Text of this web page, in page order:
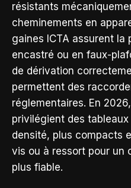
résistants
cheminements en
gaines ICTA assurent
encastré ou en faux-
de dérivation
permettent des
réglementaires. En
privilégient des
densité, plus compacts
vis ou à ressort pour un
plus fiable.